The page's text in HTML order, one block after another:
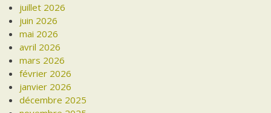
juillet 2026
juin 2026
mai 2026
avril 2026
mars 2026
février 2026
janvier 2026
décembre 2025